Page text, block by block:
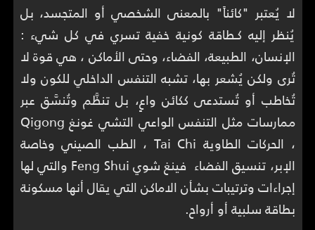
لا يُعتبر "كائناً" بالمعنى الشخصي أو المتجسد، بل
يُنظر إليه كـطاقة كونية خفية تسري في كل شيء :
الإنسان، الطبيعة، الفضاء، وحتى الأماكن ، هي قوة لا
تُرى ولكن يُشعر بها، تشبه التنفس الداخلي للكون ولا
تُخاطب أو تُستدعى ككائن واعٍ، بل تنظَّم وتُنسَّق عبر
ممارسات مثل التنفس الواعي التشي غونغ Qigong
، الحركات الطاوية Tai Chi ، الطب الصيني وخاصة
الإبر، تنسيق الفضاء فينغ شوي Feng Shui والتي لها
إجراءات وترتيبات بشأن الاماكن التي يقال أنها مسكونة
بطاقة سلبية أو أرواح.